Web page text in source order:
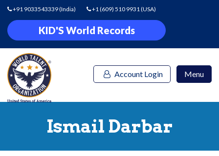
+91 9033543339(India) +1 (609) 510 9931(USA)
KID'S World Records
Account Login Menu
Ismail Darbar